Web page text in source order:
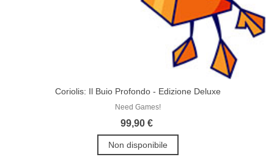
Coriolis: Il Buio Profondo - Edizione Deluxe
Need Games!
99,90 €
Non disponibile